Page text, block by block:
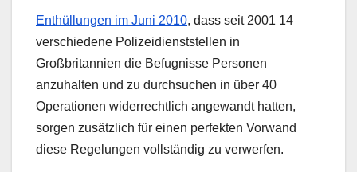
Enthüllungen im Juni 2010, dass seit 2001 14
verschiedene Polizeidienststellen in
Großbritannien die Befugnisse Personen
anzuhalten und zu durchsuchen in über 40
Operationen widerrechtlich angewandt hatten,
sorgen zusätzlich für einen perfekten Vorwand
diese Regelungen vollständig zu verwerfen.